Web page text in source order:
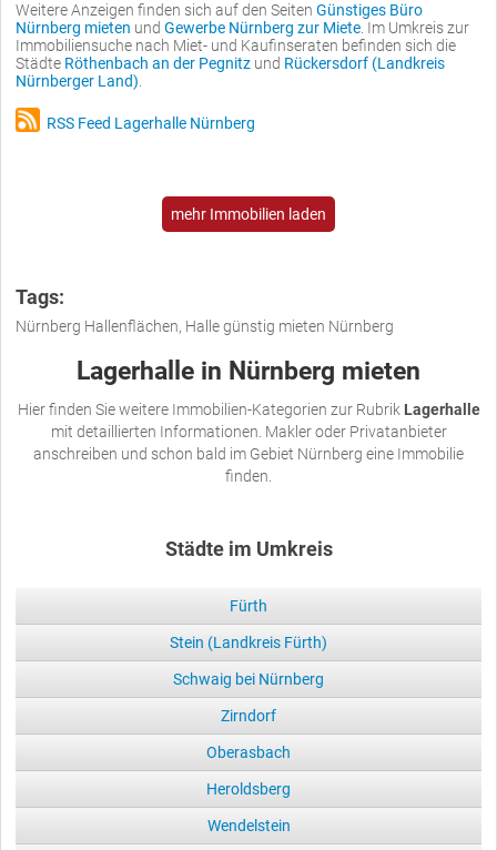
Weitere Anzeigen finden sich auf den Seiten Günstiges Büro
Nürnberg mieten und Gewerbe Nürnberg zur Miete . Im Umkreis zur
Immobiliensuche nach Miet- und Kaufinseraten befinden sich die
Städte Röthenbach an der Pegnitz und Rückersdorf (Landkreis
Nürnberger Land)
RSS Feed Lagerhalle Nürnberg
mehr Immobilien laden
Tags:
Nürnberg Hallenflächen, Halle günstig mieten Nürnberg
Lagerhalle in Nürnberg mieten
Hier finden Sie weitere Immobilien-Kategorien zur Rubrik Lagerhalle
mit detaillierten Informationen. Makler oder Privatanbieter
anschreiben und schon bald im Gebiet Nürnberg eine Immobilie
finden.
Städte im Umkreis
Fürth
Stein (Landkreis Fürth)
Schwaig bei Nürnberg
Zirndorf
Oberasbach
Heroldsberg
Wendelstein